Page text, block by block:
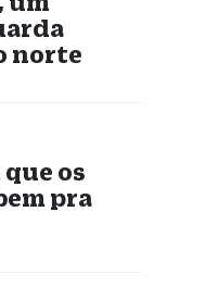
norte
os
pra